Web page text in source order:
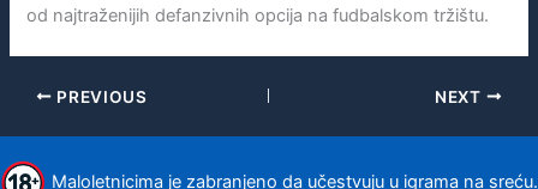
od najtraženijih defanzivnih opcija na fudbalskom tržištu.
PREVIOUS NEXT
Maloletnicima je zabranjeno da učestvuju u igrama na sreću.